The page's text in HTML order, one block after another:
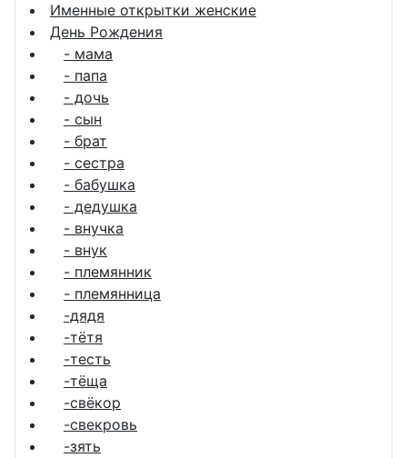
Именные открытки женские
День Рождения
- мама
- папа
- дочь
- сын
- брат
- сестра
- бабушка
- дедушка
- внучка
- внук
- племянник
- племянница
-дядя
-тётя
-тесть
-тёща
-свёкор
-свекровь
-зять